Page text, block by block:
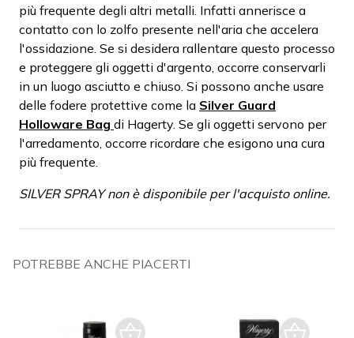
più frequente degli altri metalli. Infatti annerisce a
contatto con lo zolfo presente nell'aria che accelera
l'ossidazione. Se si desidera rallentare questo processo
e proteggere gli oggetti d'argento, occorre conservarli
in un luogo asciutto e chiuso. Si possono anche usare
delle fodere protettive come la Silver Guard
Holloware Bag di Hagerty. Se gli oggetti servono per
l'arredamento, occorre ricordare che esigono una cura
più frequente.
SILVER SPRAY non è disponibile per l'acquisto online.
POTREBBE ANCHE PIACERTI